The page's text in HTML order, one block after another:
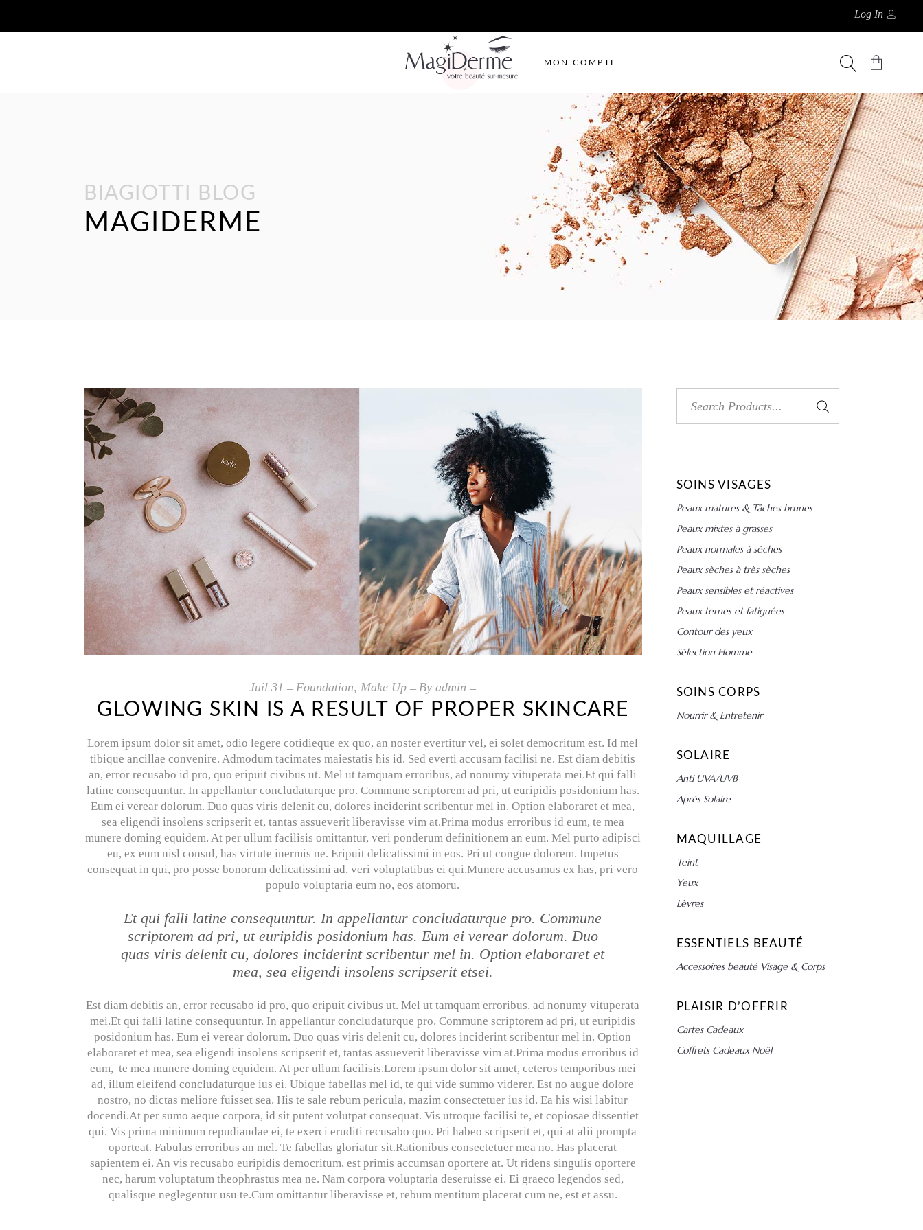
Log In
MON COMPTE
No products in the cart.
BIAGIOTTI BLOG
MAGIDERME
Juil 31 Foundation,Make Up Byadmin
GLOWING SKIN IS A RESULT OF PROPER SKINCARE
Lorem ipsum dolor sit amet, odio legere cotidieque ex quo, an noster evertitur vel, ei solet democritum est. Id mel
tibique ancillae convenire. Admodum tacimates maiestatis his id. Sed everti accusam facilisi ne. Est diam debitis
an, error recusabo id pro, quo eripuit civibus ut. Mel ut tamquam erroribus, ad nonumy vituperata mei.Et qui falli
latine consequuntur. In appellantur concludaturque pro. Commune scriptorem ad pri, ut euripidis posidonium has.
Eum ei verear dolorum. Duo quas viris delenit cu, dolores inciderint scribentur mel in. Option elaboraret et mea,
sea eligendi insolens scripserit et, tantas assueverit liberavisse vim at.Prima modus erroribus id eum, te mea
munere doming equidem. At per ullum facilisis omittantur, veri ponderum definitionem an eum. Mel purto adipisci
eu, ex eum nisl consul, has virtute inermis ne. Eripuit delicatissimi in eos. Pri ut congue dolorem. Impetus
consequat in qui, pro posse bonorum delicatissimi ad, veri voluptatibus ei qui.Munere accusamus ex has, pri vero
populo voluptaria eum no, eos atomoru.
Et qui falli latine consequuntur. In appellantur concludaturque pro. Commune
scriptorem ad pri, ut euripidis posidonium has. Eum ei verear dolorum. Duo
quas viris delenit cu, dolores inciderint scribentur mel in. Option elaboraret et
mea, sea eligendi insolens scripserit etsei.
Est diam debitis an, error recusabo id pro, quo eripuit civibus ut. Mel ut tamquam erroribus, ad nonumy vituperata
mei.Et qui falli latine consequuntur. In appellantur concludaturque pro. Commune scriptorem ad pri, ut euripidis
posidonium has. Eum ei verear dolorum. Duo quas viris delenit cu, dolores inciderint scribentur mel in. Option
elaboraret et mea, sea eligendi insolens scripserit et, tantas assueverit liberavisse vim at.Prima modus erroribus id
eum, te mea munere doming equidem. At per ullum facilisis.Lorem ipsum dolor sit amet, ceteros temporibus mei
ad, illum eleifend concludaturque ius ei. Ubique fabellas mel id, te qui vide summo viderer. Est no augue dolore
nostro, no dictas meliore fuisset sea. His te sale rebum pericula, mazim consectetuer ius id. Ea his wisi labitur
docendi.At per sumo aeque corpora, id sit putent volutpat consequat. Vis utroque facilisi te, et copiosae dissentiet
qui. Vis prima minimum repudiandae ei, te exerci eruditi recusabo quo. Pri habeo scripserit et, qui at alii prompta
oporteat. Fabulas erroribus an mel. Te fabellas gloriatur sit.Rationibus consectetuer mea no. Has placerat
sapientem ei. An vis recusabo euripidis democritum, est primis accumsan oportere at. Ut ridens singulis oportere
nec, harum voluptatum theophrastus mea ne. Nam corpora voluptaria deseruisse ei. Ei graeco legendos sed,
qualisque neglegentur usu te.Cum omittantur liberavisse et, rebum mentitum placerat cum ne, est et assu.
for:
SOINS VISAGES
Peaux matures & Tâches brunes
Peaux mixtes à grasses
Peaux normales à sèches
Peaux sèches à très sèches
Peaux sensibles et réactives
Peaux ternes et fatiguées
Contour des yeux
Sélection Homme
SOINS CORPS
Nourrir & Entretenir
SOLAIRE
Anti UVA/UVB
Après Solaire
MAQUILLAGE
Teint
Yeux
Lèvres
ESSENTIELS BEAUTÉ
Accessoires beauté Visage & Corps
PLAISIR D’OFFRIR
Cartes Cadeaux
Coffrets Cadeaux Noël